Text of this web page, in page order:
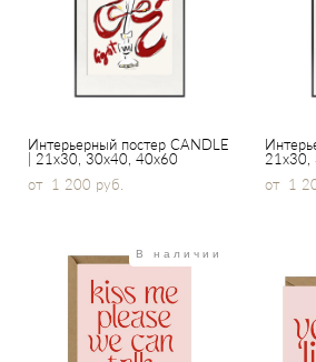
Интерьерный постер CANDLE
| 21x30, 30х40, 40x60
от 1 200 pуб.
21x30,
от 1
В наличии